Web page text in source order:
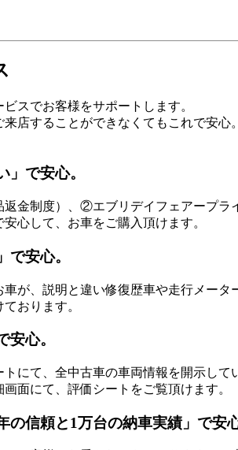
スでお客様をサポートします。
店することができなくてもこれで安心。
で安心。
金制度）、②エブリデイフェアープラ
心して、お車をご購入頂けます。
安心。
が、説明と違い修復歴車や走行メータ
おります。
心。
にて、全中古車の車両情報を開示して
面にて、評価シートをご覧頂けます。
信頼と1万台の納車実績」で安心